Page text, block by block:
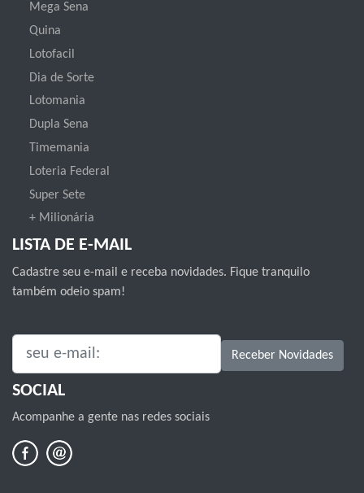
Mega Sena
Quina
Lotofacil
Dia de Sorte
Lotomania
Dupla Sena
Timemania
Loteria Federal
Super Sete
+ Milionária
LISTA DE E-MAIL
Cadastre seu e-mail e receba novidades. Fique tranquilo
também odeio spam!
SEU E-MAIL: Receber Novidades
SOCIAL
Acompanhe a gente nas redes sociais